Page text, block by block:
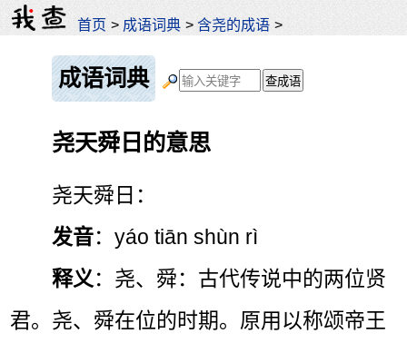
首页 > 成语词典 >含尧的成语 >
成语词典
尧天舜日的意思
尧天舜日：
发音：yáo tiān shùn rì
释义 ：尧、舜：古代传说中的两位贤
君。尧、舜在位的时期。原用以称颂帝王